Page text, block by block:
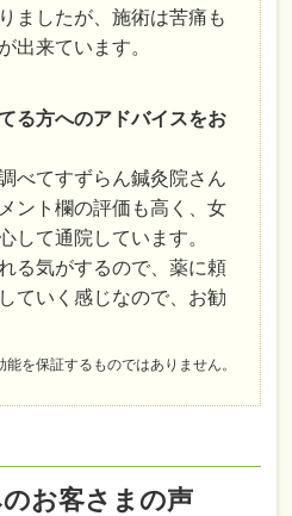
ましたが、施術は苦痛も
出来ています。
る方へのアドバイスをお
べてすずらん鍼灸院さん
ント欄の評価も高く、女
して通院しています。
る気がするので、薬に頼
ていく感じなので、お勧
を保証するものではありません。
お客さまの声